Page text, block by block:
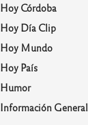
Hoy Córdoba
Hoy Día Clip
Hoy Mundo
Hoy País
Humor
Información General